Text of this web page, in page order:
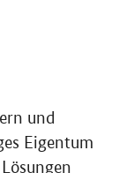
und
Eigentum